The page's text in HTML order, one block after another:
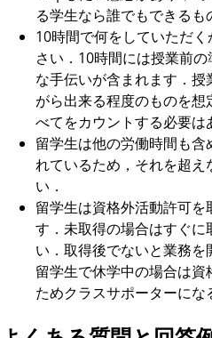
る学生なら誰でもできるも
10時間で何をしていただ
さい．10時間には授業前
な手伝いが含まれます．
がら出来る程度のものを
べてをカウントする必要は
留学生は他の労働時間も
れているため，それを超え
い．
留学生は資格外活動許可
す．未取得の場合はすぐに
い．取得後でないと業務を
留学生で休学中の場合は
ためクラスサポーターにな